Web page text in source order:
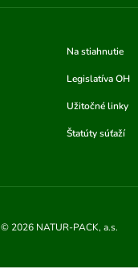
Na stiahnutie
Legislatíva OH
Užitočné linky
Štatúty súťaží
© 2026 NATUR-PACK, a.s.